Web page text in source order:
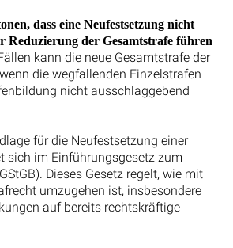
dass eine Neufestsetzung nicht
Reduzierung der Gesamtstrafe führen
kann die neue Gesamtstrafe der
die wegfallenden Einzelstrafen
nicht ausschlaggebend
für die Neufestsetzung einer
sich im Einführungsgesetz zum
Dieses Gesetz regelt, wie mit
umzugehen ist, insbesondere
auf bereits rechtskräftige